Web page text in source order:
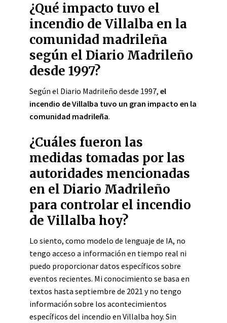
¿Qué impacto tuvo el
incendio de Villalba en la
comunidad madrileña
según el Diario Madrileño
desde 1997?
Según el Diario Madrileño desde 1997, el
incendio de Villalba tuvo un gran impacto en la
comunidad madrileña.
¿Cuáles fueron las
medidas tomadas por las
autoridades mencionadas
en el Diario Madrileño
para controlar el incendio
de Villalba hoy?
Lo siento, como modelo de lenguaje de IA, no
tengo acceso a información en tiempo real ni
puedo proporcionar datos específicos sobre
eventos recientes. Mi conocimiento se basa en
textos hasta septiembre de 2021 y no tengo
información sobre los acontecimientos
específicos del incendio en Villalba hoy. Sin